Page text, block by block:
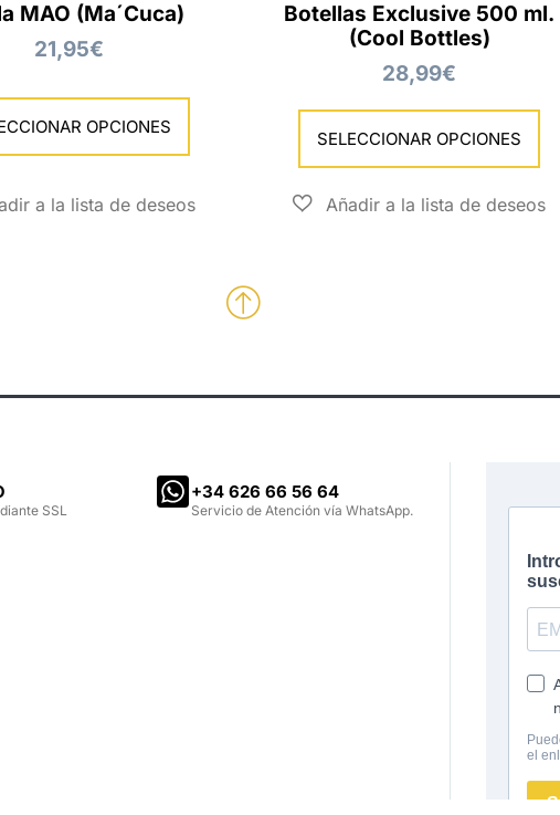
MAO (Ma´Cuca)
21,95€
OPCIONES
Botellas Exclusive 500 ml.
(Cool Bottles)
28,99€
SELECCIONAR OPCIONES
SSL
‪+34 626 66 56 64‬
Servicio de Atención vía WhatsApp.